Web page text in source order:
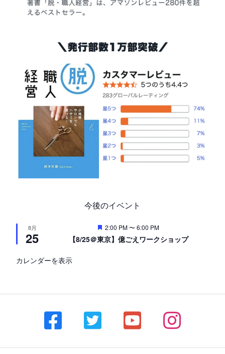
今後のイベント
8月
25
注
目
2:00 PM〜6:00 PM
【8/25＠東京】億ごえワークショップ
カレンダーを表示